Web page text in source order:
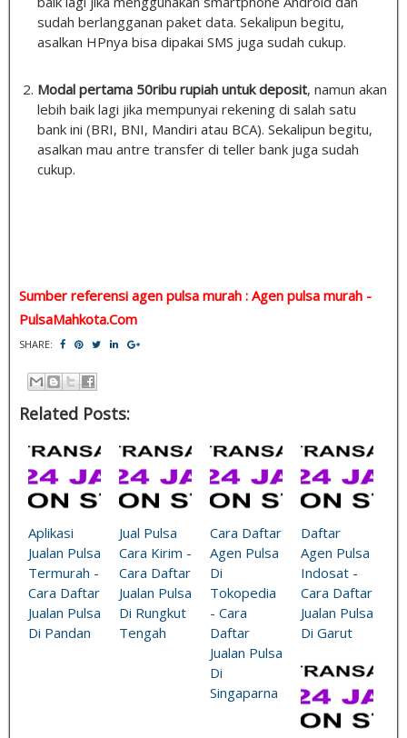
sudah berlangganan paket data. Sekalipun begitu,
asalkan HPnya bisa dipakai SMS juga sudah cukup.
Modal pertama 50ribu rupiah untuk deposit, namun akan
lebih baik lagi jika mempunyai rekening di salah satu
bank ini (BRI, BNI, Mandiri atau BCA). Sekalipun begitu,
asalkan mau antre transfer di teller bank juga sudah
cukup.
Sumber referensi agen pulsa murah : Agen pulsa murah -
PulsaMahkota.Com
SHARE:
Related Posts:
Aplikasi
Jualan Pulsa
Termurah -
Cara Daftar
Jualan Pulsa
Di Pandan
Jual Pulsa
Cara Kirim -
Cara Daftar
Jualan Pulsa
Di Rungkut
Tengah
Cara Daftar
Agen Pulsa
Di
Tokopedia
- Cara
Daftar
Jualan Pulsa
Di
Singaparna
Daftar
Agen Pulsa
Indosat -
Cara Daftar
Jualan Pulsa
Di Garut